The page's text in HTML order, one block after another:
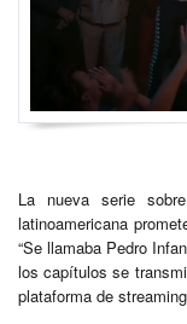
La nueva serie
latinoamericana
“Se llamaba Pedro
los capítulos se
plataforma de